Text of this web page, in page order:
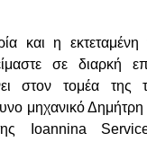
και η εκτεταμένη
σε διαρκή
στον τομέα της
μηχανικό
Ioannina